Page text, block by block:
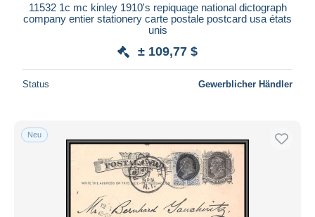
11532 1c mc kinley 1910's repiquage national dictograph
company entier stationery carte postale postcard usa états
unis
± 109,77 $
Status Gewerblicher Händler
Neu